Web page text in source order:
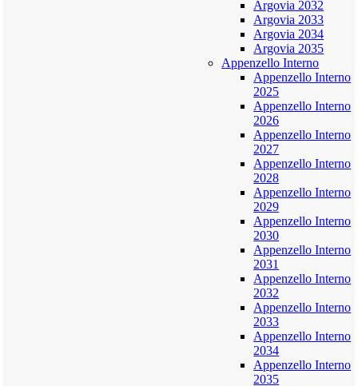
Argovia 2032
Argovia 2033
Argovia 2034
Argovia 2035
Appenzello Interno
Appenzello Interno
2025
Appenzello Interno
2026
Appenzello Interno
2027
Appenzello Interno
2028
Appenzello Interno
2029
Appenzello Interno
2030
Appenzello Interno
2031
Appenzello Interno
2032
Appenzello Interno
2033
Appenzello Interno
2034
Appenzello Interno
2035